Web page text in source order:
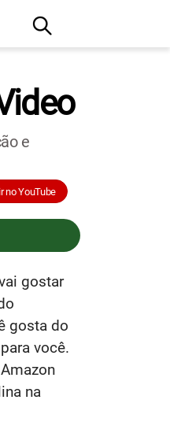
e
no YouTube
gostar
gosta do
você.
na